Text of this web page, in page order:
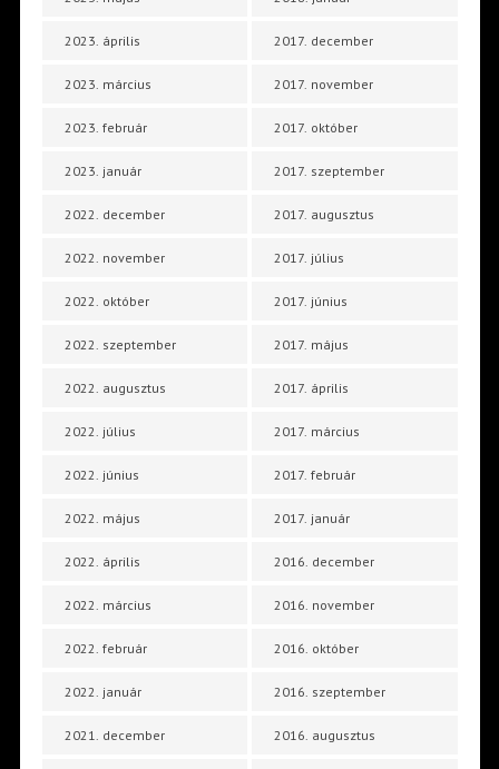
2023. április
2023. március
2023. február
2023. január
2022. december
2022. november
2022. október
2022. szeptember
2022. augusztus
2022. július
2022. június
2022. május
2022. április
2022. március
2022. február
2022. január
2021. december
2017. december
2017. november
2017. október
2017. szeptember
2017. augusztus
2017. július
2017. június
2017. május
2017. április
2017. március
2017. február
2017. január
2016. december
2016. november
2016. október
2016. szeptember
2016. augusztus